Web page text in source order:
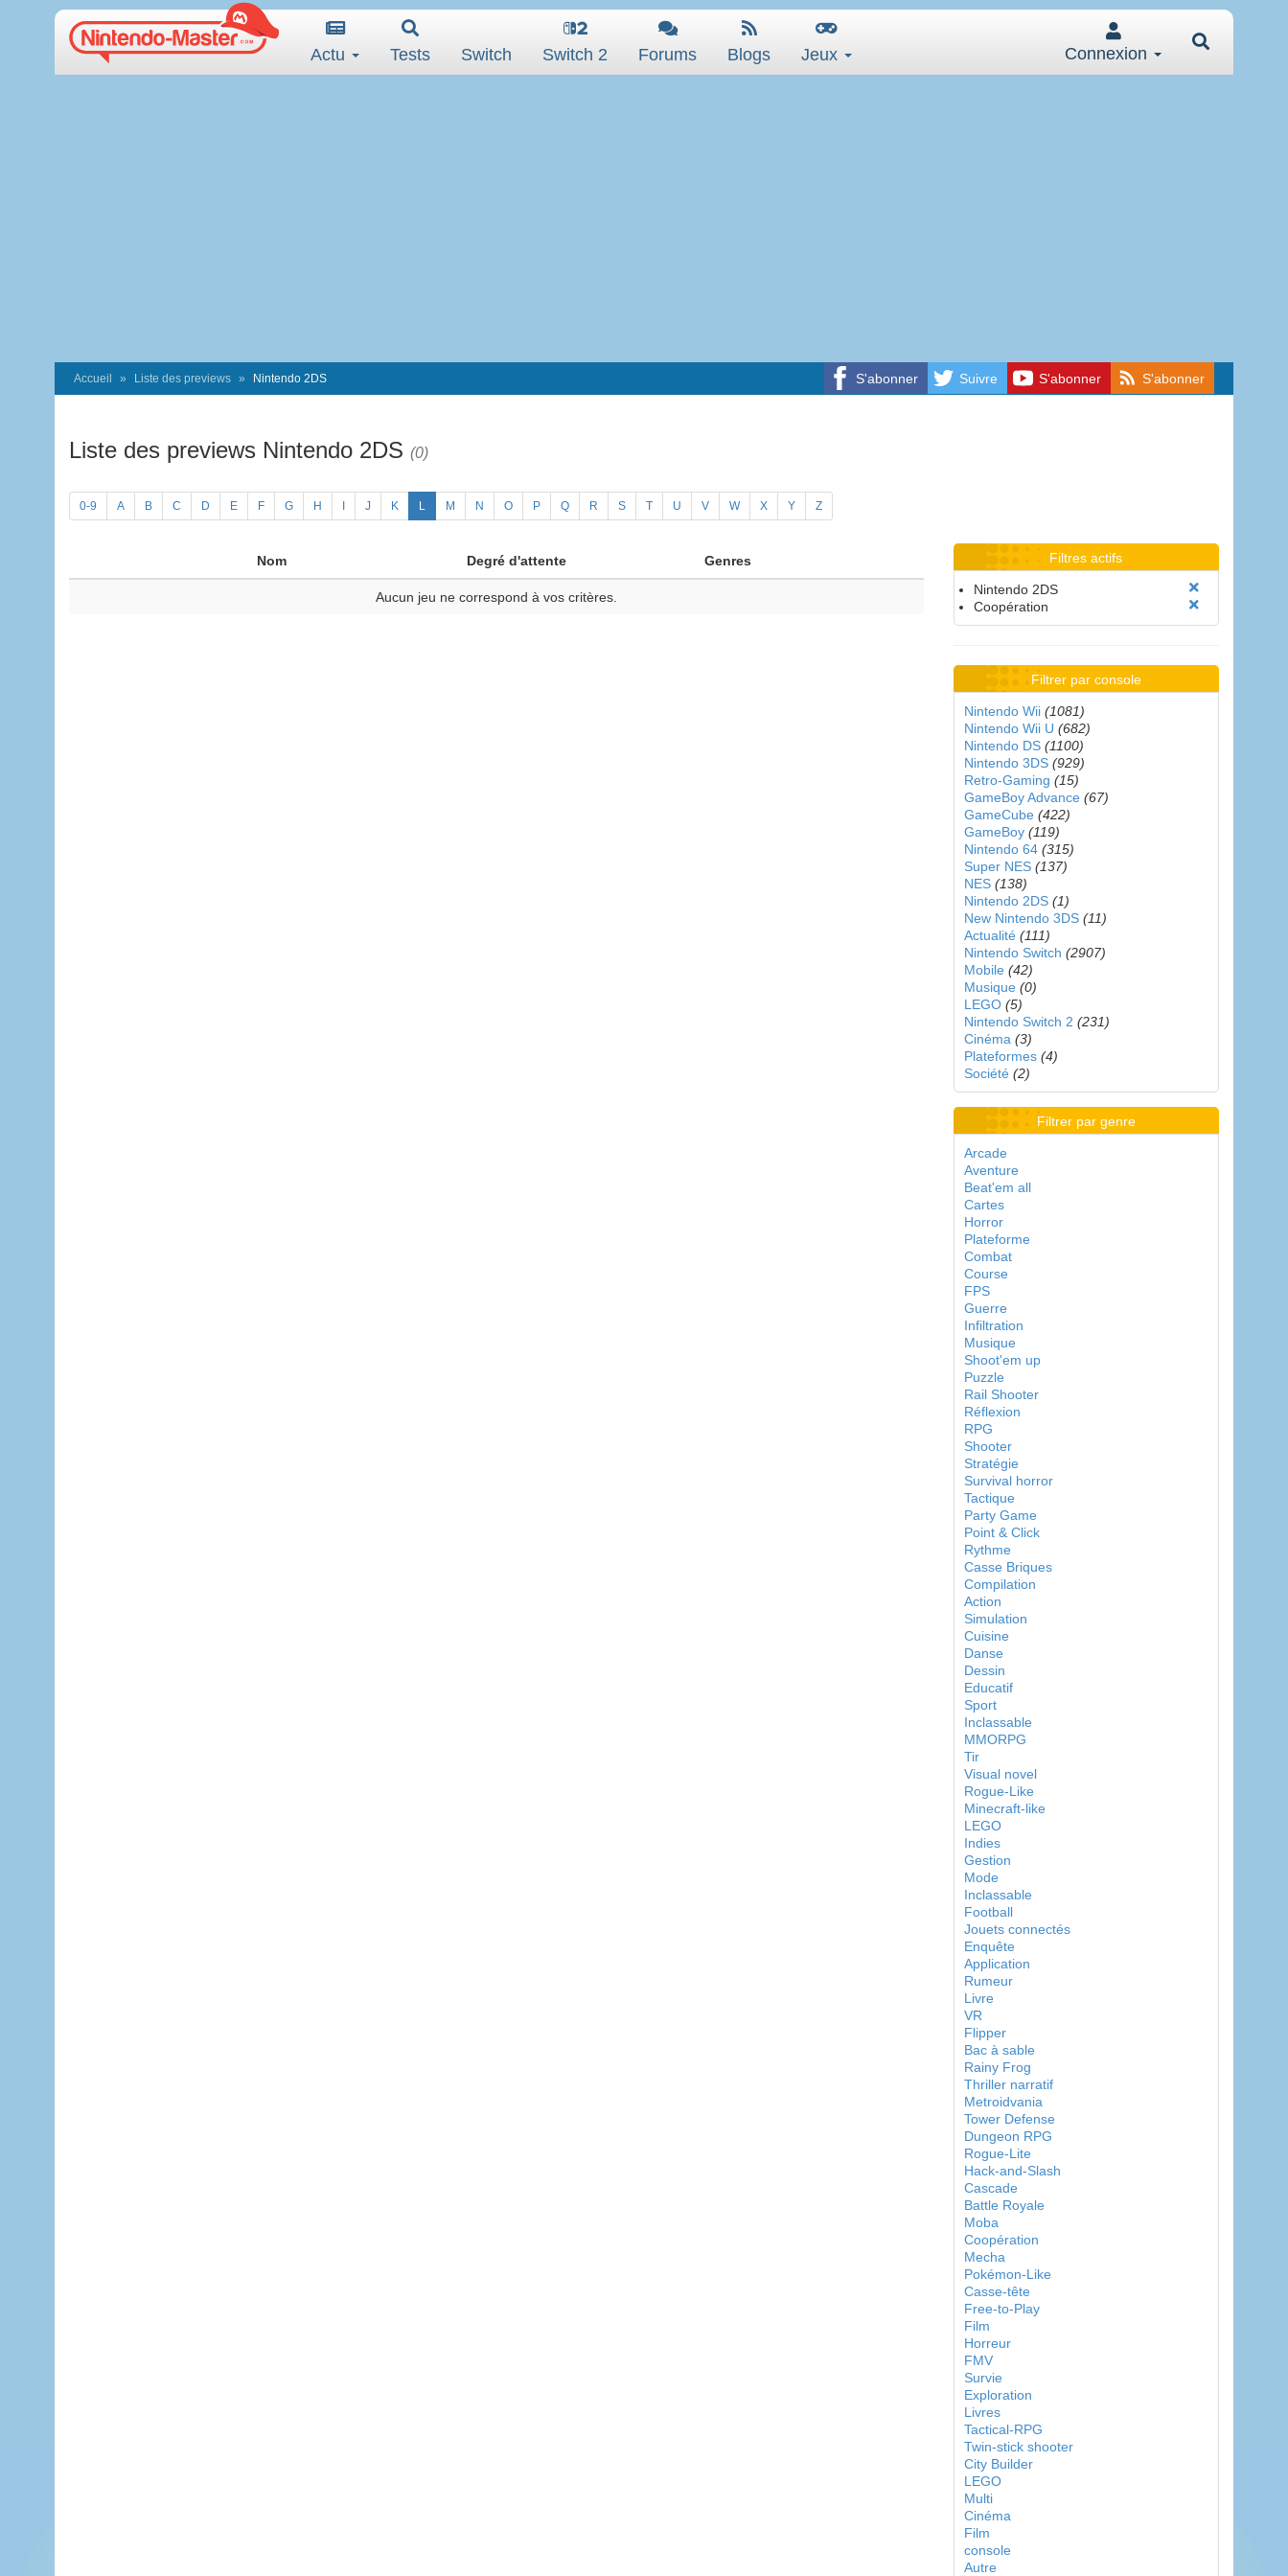
Actu Tests Switch Switch 2 Forums Blogs Jeux Connexion
S'abonner Suivre S'abonner S'abonner
Accueil Liste des previews Nintendo 2DS
Liste des previews Nintendo 2DS (0)
0-9 A B C D E F G H J K L M N O P Q R S T U V W X Y Z
Nom Degré d'attente Genres
Aucun jeu ne correspond à vos critères.
Filtres actifs
Nintendo 2DS
Coopération
Filtrer par console
Nintendo Wii (1081)
Nintendo Wii U (682)
Nintendo DS (1100)
Nintendo 3DS (929)
Retro-Gaming (15)
GameBoy Advance (67)
GameCube (422)
GameBoy (119)
Nintendo 64 (315)
Super NES (137)
NES (138)
Nintendo 2DS (1)
New Nintendo 3DS (11)
Actualité (111)
Nintendo Switch (2907)
Mobile (42)
Musique (0)
LEGO (5)
Nintendo Switch 2 (231)
Cinéma (3)
Plateformes (4)
Société (2)
Filtrer par genre
Arcade
Aventure
Beat'em all
Cartes
Horror
Plateforme
Combat
Course
FPS
Guerre
Infiltration
Musique
Shoot'em up
Puzzle
Rail Shooter
Réflexion
RPG
Shooter
Stratégie
Survival horror
Tactique
Party Game
Point & Click
Rythme
Casse Briques
Compilation
Action
Simulation
Cuisine
Danse
Dessin
Educatif
Sport
Inclassable
MMORPG
Tir
Visual novel
Rogue-Like
Minecraft-like
LEGO
Indies
Gestion
Mode
Inclassable
Football
Jouets connectés
Enquête
Application
Rumeur
Livre
VR
Flipper
Bac à sable
Rainy Frog
Thriller narratif
Metroidvania
Tower Defense
Dungeon RPG
Rogue-Lite
Hack-and-Slash
Cascade
Battle Royale
Moba
Coopération
Mecha
Pokémon-Like
Casse-tête
Free-to-Play
Film
Horreur
FMV
Survie
Exploration
Livres
Tactical-RPG
Twin-stick shooter
City Builder
LEGO
Multi
Cinéma
Film
console
Autre